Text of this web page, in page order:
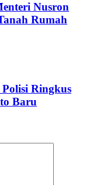
Nusron
Rumah
Ringkus
Baru